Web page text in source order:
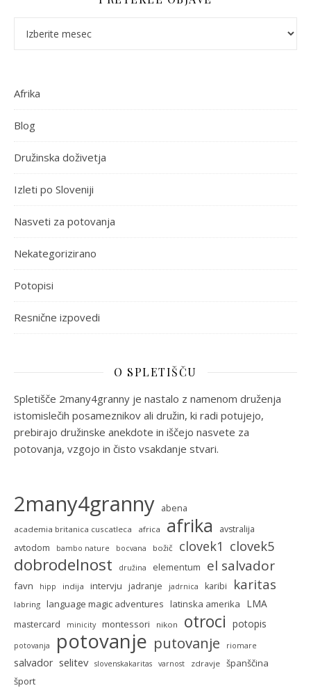
Afrika
Blog
Družinska doživetja
Izleti po Sloveniji
Nasveti za potovanja
Nekategorizirano
Potopisi
Resnične izpovedi
O SPLETIŠČU
Spletišče 2many4granny je nastalo z namenom druženja
istomislečih posameznikov ali družin, ki radi potujejo,
prebirajo družinske anekdote in iščejo nasvete za
potovanja, vzgojo in čisto vsakdanje stvari.
2many4granny abena
academia britanica cuscatleca africa afrika
avstralija
avtodom
bambo nature bocvana božič clovek1 clovek5
dobrodelnost družina elementum el salvador
favn hipp indija intervju jadranje jadrnica karibi karitas
labring language magic adventures latinska amerika LMA
mastercard minicity montessori nikon otroci potopis
potovanja potovanje putovanje riomare
salvador selitev slovenskakaritas varnost zdravje španščina
šport